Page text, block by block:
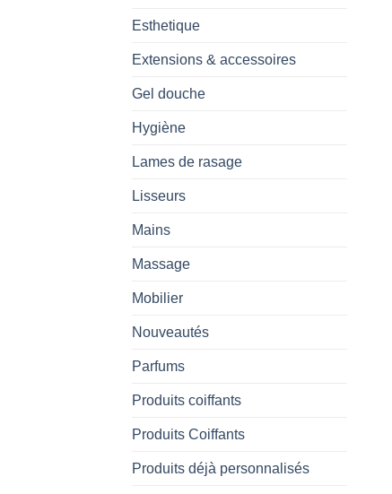
Esthetique
Extensions & accessoires
Gel douche
Hygiène
Lames de rasage
Lisseurs
Mains
Massage
Mobilier
Nouveautés
Parfums
Produits coiffants
Produits Coiffants
Produits déjà personnalisés